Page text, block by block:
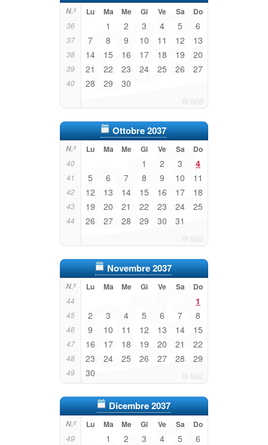
N.º Lu Ma Me Gi Ve Sa Do
36 1 2 3 4 5 6
37 7 8 9 10 11 12 13
38 14 15 16 17 18 19 20
39 21 22 23 24 25 26 27
40 28 29 30
Ottobre 2037
N.º Lu Ma Me Gi Ve Sa Do
40 1 2 3 4
41 5 6 7 8 9 10 11
42 12 13 14 15 16 17 18
43 19 20 21 22 23 24 25
44 26 27 28 29 30 31
Novembre 2037
N.º Lu Ma Me Gi Ve Sa Do
44 1
45 2 3 4 5 6 7 8
46 9 10 11 12 13 14 15
47 16 17 18 19 20 21 22
48 23 24 25 26 27 28 29
49 30
Dicembre 2037
N.º Lu Ma Me Gi Ve Sa Do
49 1 2 3 4 5 6